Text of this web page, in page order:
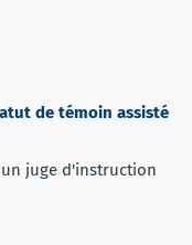
de témoin assisté
juge d'instruction